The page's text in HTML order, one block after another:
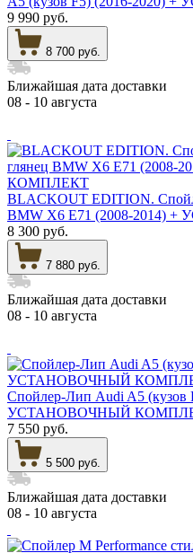
9 990 руб.
8 700 руб.
Ближайшая дата доставки
08 - 10 августа
BLACKOUT EDITION.
BMW X6 E71 (2008-
8 300 руб.
7 880 руб.
Ближайшая дата доставки
08 - 10 августа
Спойлер-Лип Audi A5 (кузов
УСТАНОВОЧНЫЙ
7 550 руб.
5 500 руб.
Ближайшая дата доставки
08 - 10 августа